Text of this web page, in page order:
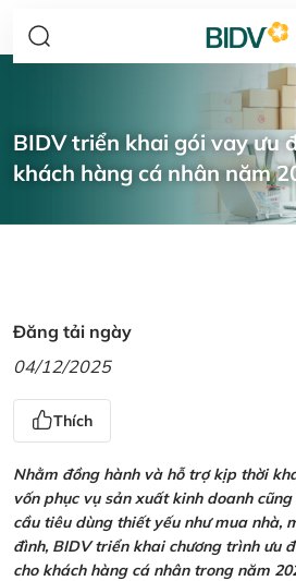
BIDV triển khai gói vay ưu
khách hàng cá nhân năm
Đăng tải ngày
04/12/2025
Thích
Nhằm đồng hành và hỗ trợ kịp thời
vốn phục vụ sản xuất kinh doanh
cầu tiêu dùng thiết yếu như mua nhà,
đình, BIDV triển khai chương trình ưu
cho khách hàng cá nhân trong năm